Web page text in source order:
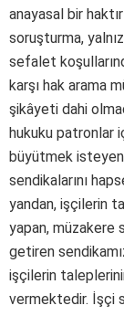
anayasal bir
soruşturma,
sefalet
karşı hak arama
şikâyeti dahi
hukuku patronlar
büyütmek
sendikalarını
yandan, işçilerin
yapan, müzakere
getiren
işçilerin
vermektedir. İşçi